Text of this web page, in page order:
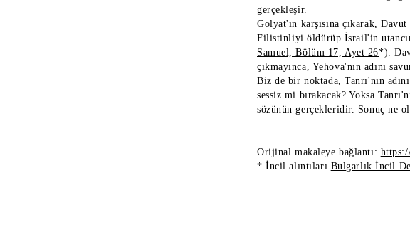
gerçekleşir.
Golyat'ın karşısına çıkarak,
Filistinliyi öldürüp İsrail'in
Samuel, Bölüm 17, Ayet 26*).
çıkmayınca, Yehova'nın adını
Biz de bir noktada, Tanrı'nın
sessiz mi bırakacak? Yoksa
sözünün gerçekleridir. Sonuç ne
Orijinal makaleye bağlantı:
* İncil alıntıları Bulgarlık İncil